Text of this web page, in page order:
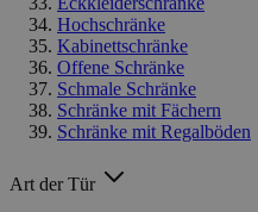
Hochschränke
Kabinettschränke
Offene Schränke
Schmale Schränke
Schränke mit Fächern
Schränke mit Regalböden
Art der Tür